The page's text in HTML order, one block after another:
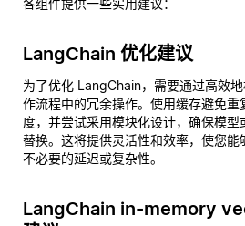
各组件提供一些实用建议：
LangChain 优化建议
为了优化 LangChain，需要通过高效
作流程中的冗余操作。使用缓存避免
度，并尝试采用模块化设计，确保模
替换。这将提供灵活性和效率，使您
不必要的延迟或复杂性。
LangChain in-memory